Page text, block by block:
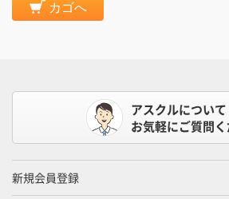
カゴへ
アスクルについて
お気軽にご質問く
新規会員登録